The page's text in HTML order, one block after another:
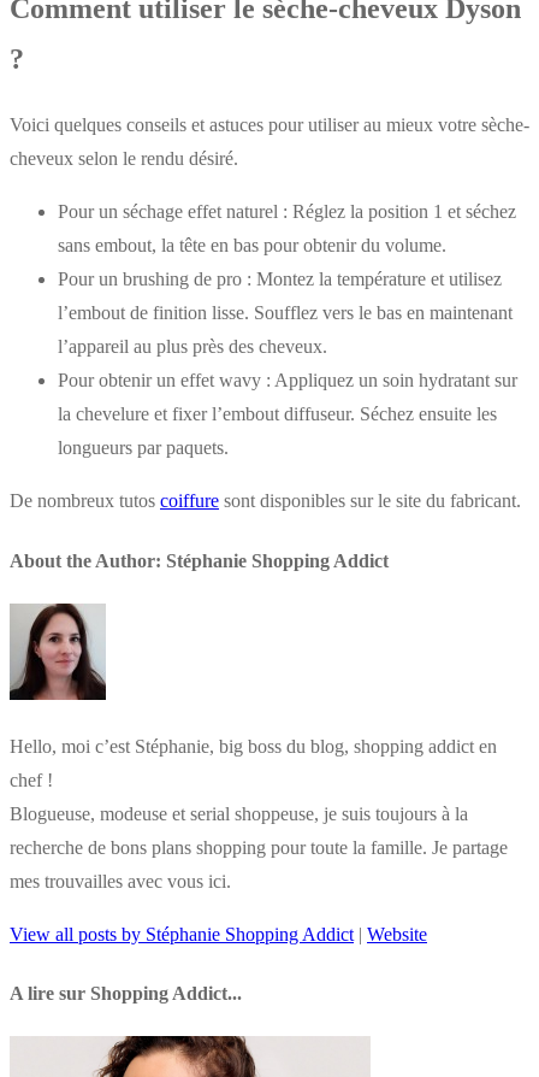
Comment utiliser le sèche-cheveux Dyson
?
Voici quelques conseils et astuces pour utiliser au mieux votre sèche-
cheveux selon le rendu désiré.
Pour un séchage effet naturel : Réglez la position 1 et séchez
sans embout, la tête en bas pour obtenir du volume.
Pour un brushing de pro : Montez la température et utilisez
l’embout de finition lisse. Soufflez vers le bas en maintenant
l’appareil au plus près des cheveux.
Pour obtenir un effet wavy : Appliquez un soin hydratant sur
la chevelure et fixer l’embout diffuseur. Séchez ensuite les
longueurs par paquets.
De nombreux tutos coiffure sont disponibles sur le site du fabricant.
About the Author: Stéphanie Shopping Addict
Hello, moi c’est Stéphanie, big boss du blog, shopping addict en
chef !
Blogueuse, modeuse et serial shoppeuse, je suis toujours à la
recherche de bons plans shopping pour toute la famille. Je partage
mes trouvailles avec vous ici.
View all posts by Stéphanie Shopping Addict | Website
A lire sur Shopping Addict...